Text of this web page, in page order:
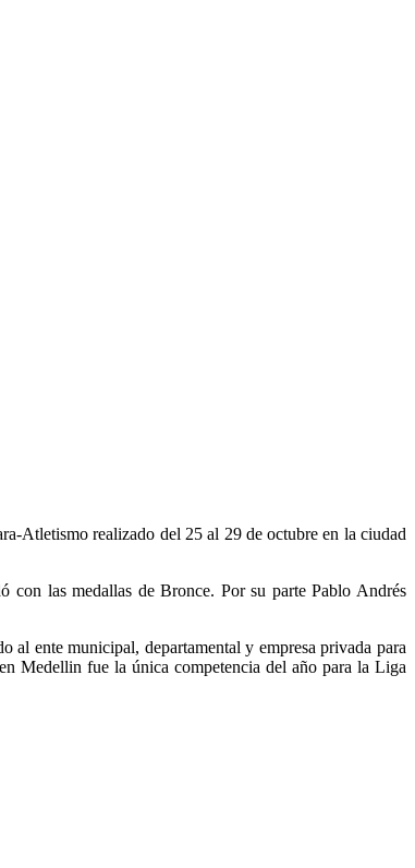
Atletismo realizado del 25 al 29 de octubre en la ciudad
con las medallas de Bronce. Por su parte Pablo Andrés
al ente municipal, departamental y empresa privada para
Medellin fue la única competencia del año para la Liga